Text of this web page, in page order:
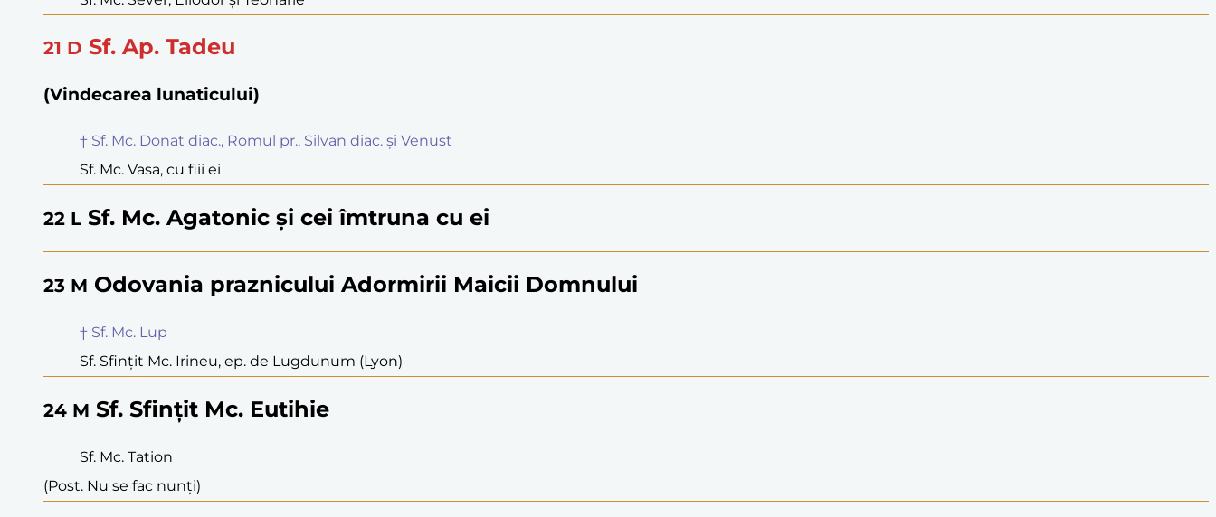
21 D Sf. Ap. Tadeu
(Vindecarea lunaticului)
† Sf. Mc. Donat diac., Romul pr., Silvan diac. și Venust
Sf. Mc. Vasa, cu fiii ei
22 L Sf. Mc. Agatonic și cei îmtruna cu ei
23 M Odovania praznicului Adormirii Maicii Domnului
† Sf. Mc. Lup
Sf. Sfințit Mc. Irineu, ep. de Lugdunum (Lyon)
24 M Sf. Sfințit Mc. Eutihie
Sf. Mc. Tation
(Post. Nu se fac nunți)